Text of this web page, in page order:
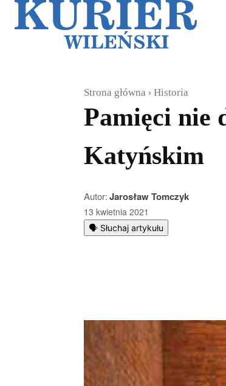
Strona główna Historia
Pamięci nie
Katyńskim
Autor:Jarosław Tomczyk
13 kwietnia 2021
🗣️ Słuchaj artykułu